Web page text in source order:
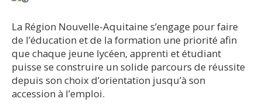
La Région Nouvelle-Aquitaine s’engage pour faire
de l’éducation et de la formation une priorité afin
que chaque jeune lycéen, apprenti et étudiant
puisse se construire un solide parcours de réussite
depuis son choix d’orientation jusqu’à son
accession à l’emploi.